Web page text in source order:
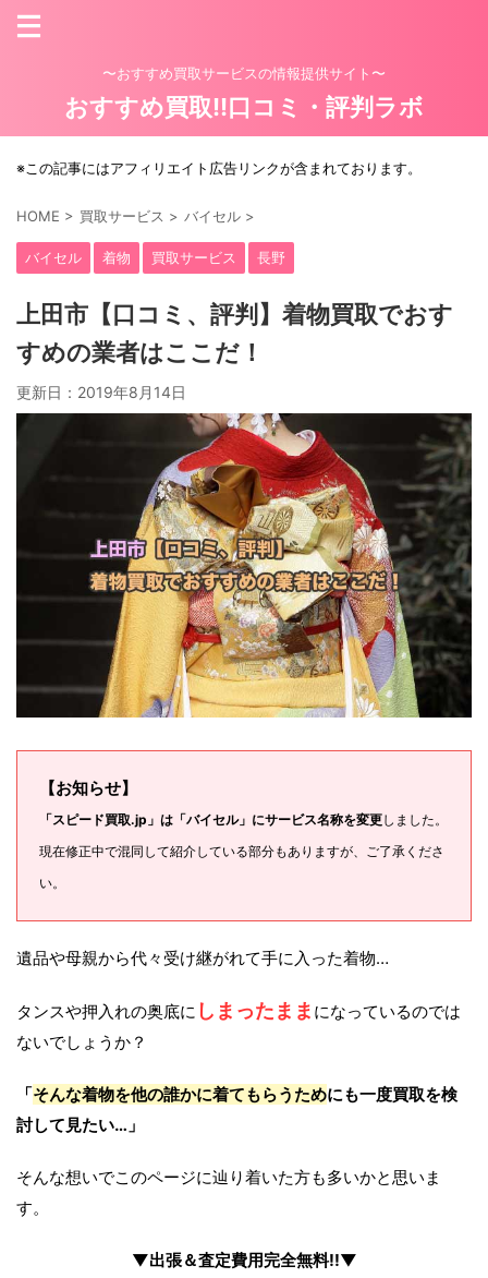
〜おすすめ買取サービスの情報提供サイト〜
おすすめ買取!!口コミ・評判ラボ
※この記事にはアフィリエイト広告リンクが含まれております。
HOME > 買取サービス > バイセル >
バイセル 着物 買取サービス 長野
上田市【口コミ、評判】着物買取でおす
すめの業者はここだ！
更新日： 2019年8月14日
【お知らせ】
「スピード買取.jp」は「バイセル」にサービス名称を変更しました。
現在修正中で混同して紹介している部分もありますが、ご了承くださ
い。
遺品や母親から代々受け継がれて手に入った着物…
タンスや押入れの奥底に しまったまま になっているのでは
ないでしょうか？
「そんな着物を他の誰かに着てもらうためにも一度買取を検
討して見たい…」
そんな想いでこのページに辿り着いた方も多いかと思いま
す。
▼出張＆査定費用完全無料!!▼